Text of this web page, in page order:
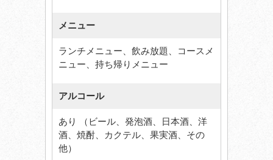
メニュー
ランチメニュー、飲み放題、コースメ
ニュー、持ち帰りメニュー
アルコール
あり （ビール、発泡酒、日本酒、洋
酒、焼酎、カクテル、果実酒、その
他）